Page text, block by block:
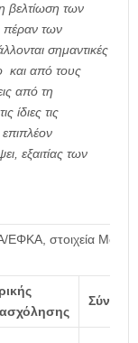
βελτίωση των
πέραν των
σημαντικές
και από τους
από τη
ίδιες τις
εξαιτίας των
ΕΦΚΑ, στοιχεία
Σύνολο